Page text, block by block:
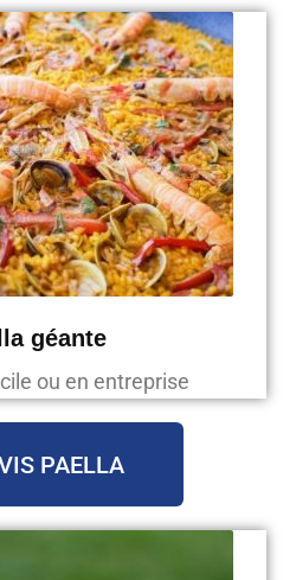
géante
ou en entreprise
PAELLA